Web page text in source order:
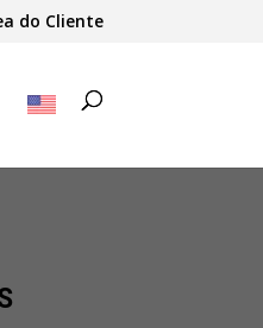
do Cliente